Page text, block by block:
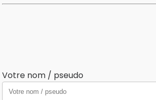
Votre nom / pseudo